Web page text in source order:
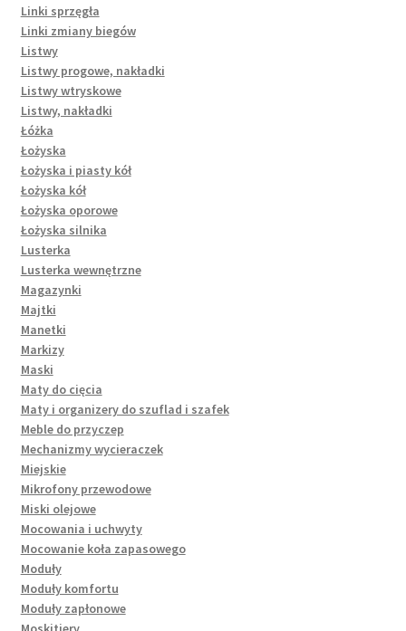
Linki sprzęgła
Linki zmiany biegów
Listwy
Listwy progowe, nakładki
Listwy wtryskowe
Listwy, nakładki
Łóżka
Łożyska
Łożyska i piasty kół
Łożyska kół
Łożyska oporowe
Łożyska silnika
Lusterka
Lusterka wewnętrzne
Magazynki
Majtki
Manetki
Markizy
Maski
Maty do cięcia
Maty i organizery do szuflad i szafek
Meble do przyczep
Mechanizmy wycieraczek
Miejskie
Mikrofony przewodowe
Miski olejowe
Mocowania i uchwyty
Mocowanie koła zapasowego
Moduły
Moduły komfortu
Moduły zapłonowe